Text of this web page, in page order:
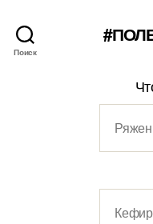
Поиск